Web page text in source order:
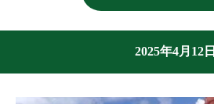
2025年4月12日